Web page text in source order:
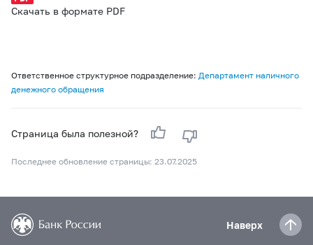
Скачать в формате PDF
Ответственное структурное подразделение: Департамент наличного
денежного обращения
Страница была полезной?
Последнее обновление страницы: 23.07.2025
Наверх